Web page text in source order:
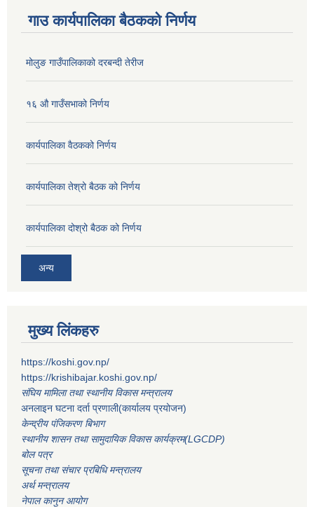
गाउ कार्यपालिका बैठकको निर्णय
मोलुङ गाउँपालिकाको दरबन्दी तेरीज
१६ औ गाउँसभाको निर्णय
कार्यपालिका वैठकको निर्णय
कार्यपालिका तेश्रो बैठक को निर्णय
कार्यपालिका दोश्रो बैठक को निर्णय
अन्य
मुख्य लिंकहरु
https://koshi.gov.np/
https://krishibajar.koshi.gov.np/
संघिय मामिला तथा स्थानीय विकास मन्त्रालय
अनलाइन घटना दर्ता प्रणाली(कार्यालय प्रयोजन)
केन्द्रीय पंजिकरण बिभाग
स्थानीय शासन तथा सामुदायिक विकास कार्यक्रम(LGCDP)
बोल पत्र
सूचना तथा संचार प्रबिधि मन्त्रालय
अर्थ मन्त्रालय
नेपाल कानुन आयोग